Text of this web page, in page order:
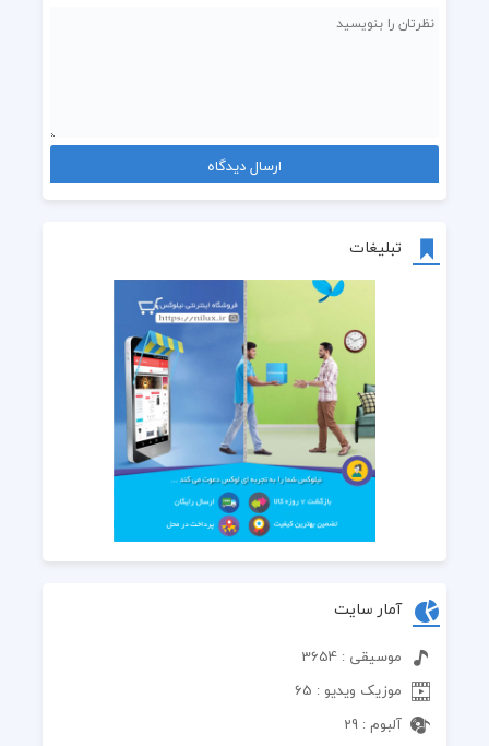
تبلیغات
آمار سایت
موسیقی : 3654
موزیک ویدیو : 65
آلبوم : 29